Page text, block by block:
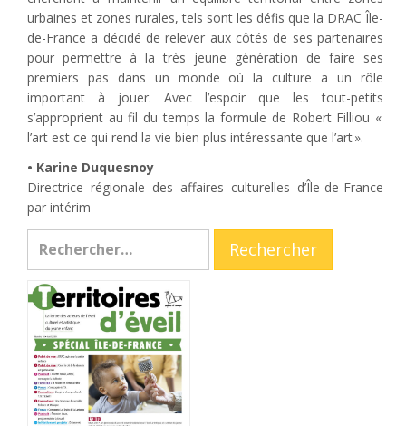
urbaines et zones rurales, tels sont les défis que la DRAC Île-
de-France a décidé de relever aux côtés de ses partenaires
pour permettre à la très jeune génération de faire ses
premiers pas dans un monde où la culture a un rôle
important à jouer. Avec l’espoir que les tout-petits
s’approprient au fil du temps la formule de Robert Filliou «
l’art est ce qui rend la vie bien plus intéressante que l’art ».
• Karine Duquesnoy
Directrice régionale des affaires culturelles d’Île-de-France
par intérim